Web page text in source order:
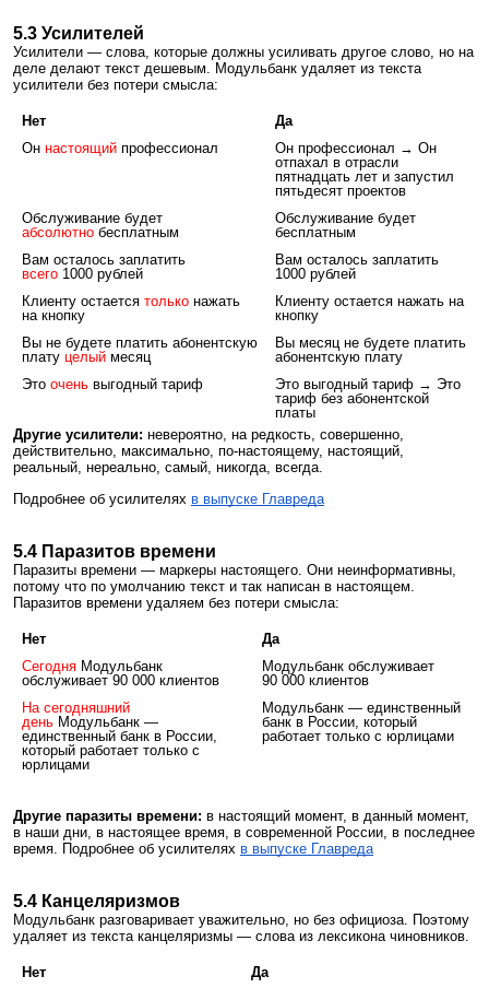
5.3 Усилителей
Усилители — слова, которые должны усиливать другое слово, но на
деле делают текст дешевым. Модульбанк удаляет из текста
усилители без потери смысла:
Нет
Да
Он настоящийпрофессионал
Он профессионал → Он
отпахал в отрасли
пятнадцать лет и запустил
пятьдесят проектов
Обслуживание будет
абсолютнобесплатным
Обслуживание будет
бесплатным
Вам осталось заплатить
всего1000 рублей
Вам осталось заплатить
1000 рублей
Клиенту остается тольконажать
на кнопку
Клиенту остается нажать на
кнопку
Вы не будете платить абонентскую
плату целыймесяц
Вы месяц не будете платить
абонентскую плату
Это оченьвыгодный тариф
Это выгодный тариф → Это
тариф без абонентской
платы
Другие усилители: невероятно, на редкость, совершенно,
действительно, максимально, по-настоящему, настоящий,
реальный, нереально, самый, никогда, всегда.
Подробнее об усилителях в выпуске Главреда
5.4 Паразитов времени
Паразиты времени — маркеры настоящего. Они неинформативны,
потому что по умолчанию текст и так написан в настоящем.
Паразитов времени удаляем без потери смысла:
Нет
Да
СегодняМодульбанк
обслуживает 90 000 клиентов
Модульбанк обслуживает
90 000 клиентов
На сегодняшний
деньМодульбанк —
единственный банк в России,
который работает только с
юрлицами
Модульбанк — единственный
банк в России, который
работает только с юрлицами
Другие паразиты времени: в настоящий момент, в данный момент,
в наши дни, в настоящее время, в современной России, в последнее
время. Подробнее об усилителях в выпуске Главреда
5.4 Канцеляризмов
Модульбанк разговаривает уважительно, но без официоза. Поэтому
удаляет из текста канцеляризмы — слова из лексикона чиновников.
Нет
Да